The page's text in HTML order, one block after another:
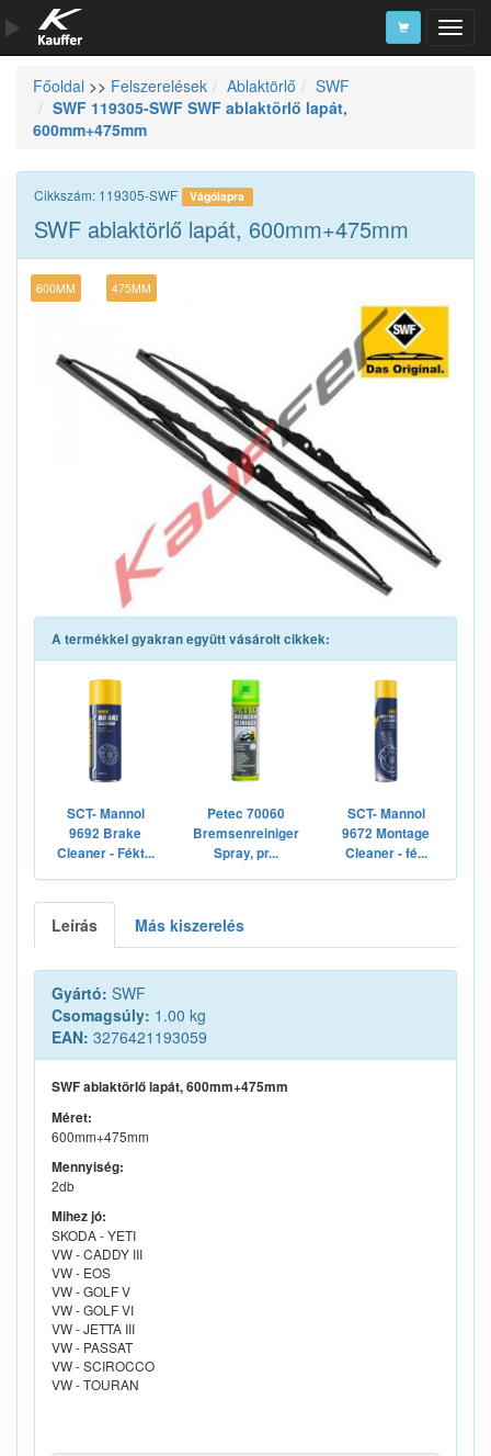
Szerszámkatalógus
Kosár
Alkatrészek
Főoldal >> Felszerelések Ablaktörlő
SWF
SWF 119305-SWF SWF ablaktörlő lapát,
600mm+475mm
Cikkszám: 119305-SWF Vágólapra
SWF ablaktörlő lapát, 600mm+475mm
600MM 475MM
A termékkel gyakran együtt vásárolt cikkek:
SCT- Mannol
9692 Brake
Cleaner - Fékt...
Petec 70060
Bremsenreiniger
Spray, pr...
SCT- Mannol
9672 Montage
Cleaner - fé...
Leírás Más kiszerelés
Gyártó: SWF
Csomagsúly: 1.00 kg
EAN: 3276421193059
SWF ablaktörlő lapát, 600mm+475mm
Méret:
600mm+475mm
Mennyiség:
2db
Mihez jó:
SKODA - YETI
VW - CADDY III
VW - EOS
VW - GOLF V
VW - GOLF VI
VW - JETTA III
VW - PASSAT
VW - SCIROCCO
VW - TOURAN